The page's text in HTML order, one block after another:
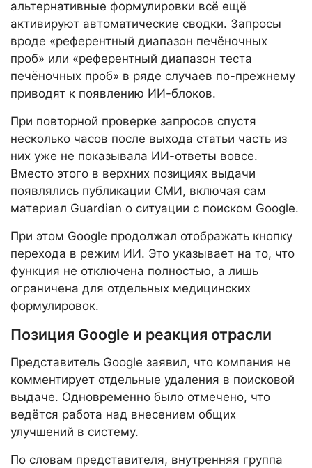
альтернативные формулировки всё ещё
активируют автоматические сводки. Запросы
вроде «референтный диапазон печёночных
проб» или «референтный диапазон теста
печёночных проб» в ряде случаев по-прежнему
приводят к появлению ИИ-блоков.
При повторной проверке запросов спустя
несколько часов после выхода статьи часть из
них уже не показывала ИИ-ответы вовсе.
Вместо этого в верхних позициях выдачи
появлялись публикации СМИ, включая сам
материал Guardian о ситуации с поиском Google.
При этом Google продолжал отображать кнопку
перехода в режим ИИ. Это указывает на то, что
функция не отключена полностью, а лишь
ограничена для отдельных медицинских
формулировок.
Позиция Google и реакция отрасли
Представитель Google заявил, что компания не
комментирует отдельные удаления в поисковой
выдаче. Одновременно было отмечено, что
ведётся работа над внесением общих
улучшений в систему.
По словам представителя, внутренняя группа